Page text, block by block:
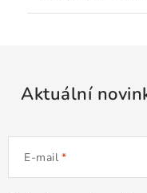
Aktuální
E-mail